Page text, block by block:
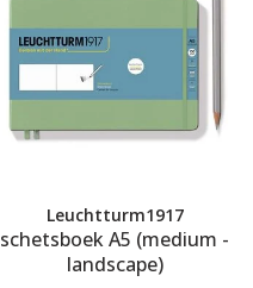
Leuchtturm1917
schetsboek A5 (medium -
landscape)